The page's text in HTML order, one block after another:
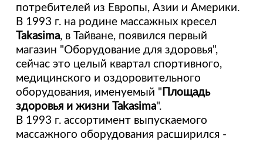
потребителей из Европы, Азии и Америки.
В 1993 г. на родине массажных кресел
Takasima, в Тайване, появился первый
магазин "Оборудование для здоровья",
сейчас это целый квартал спортивного,
медицинского и оздоровительного
оборудования, именуемый " Площадь
здоровья и жизни Takasima".
В 1993 г. ассортимент выпускаемого
массажного оборудования расширился -